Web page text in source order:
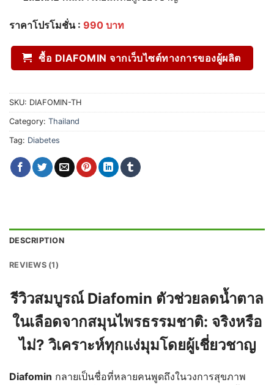
ราคาโปรโมชั่น : 990 บาท
ซื้อ DIAFOMIN จากเว็บไซต์ทางการของผู้ผลิต
SKU: DIAFOMIN-TH
Category: Thailand
Tag: Diabetes
DESCRIPTION
REVIEWS (1)
รีวิวสมบูรณ์ Diafomin ตัวช่วยลดน้ำตาล
ในเลือดจากสมุนไพรธรรมชาติ: จริงหรือ
ไม่?วิเคราะห์ทุกแง่มุมโดยผู้เชี่ยวชาญ
Diafomin กลายเป็นชื่อที่หลายคนพูดถึงในวงการสุขภาพ